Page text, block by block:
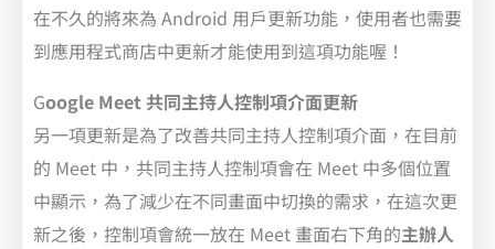
在不久的將來為 Android 用戶更新功能，使用者也需要
到應用程式商店中更新才能使用到這項功能喔！
Google Meet共同主持人控制項介面更新
另一項更新是為了改善共同主持人控制項介面，在目前
的 Meet 中，共同主持人控制項會在 Meet 中多個位置
中顯示，為了減少在不同畫面中切換的需求，在這次更
新之後，控制項會統一放在 Meet 畫面右下角的主辦人